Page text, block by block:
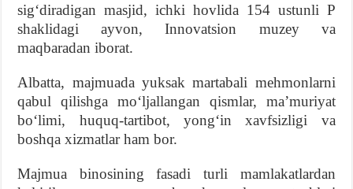
sigʻdiradigan masjid, ichki hovlida 154 ustunli P
shaklidagi ayvon, Innovatsion muzey va
maqbaradan iborat.
Albatta, majmuada yuksak martabali mehmonlarni
qabul qilishga moʻljallangan qismlar, maʼmuriyat
boʻlimi, huquq-tartibot, yongʻin xavfsizligi va
boshqa xizmatlar ham bor.
Majmua binosining fasadi turli mamlakatlardan